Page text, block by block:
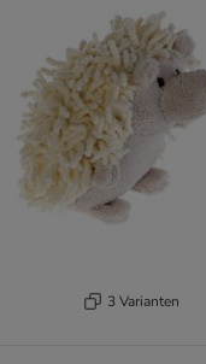
3 Varianten